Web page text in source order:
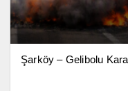
Şarköy – Gelibolu